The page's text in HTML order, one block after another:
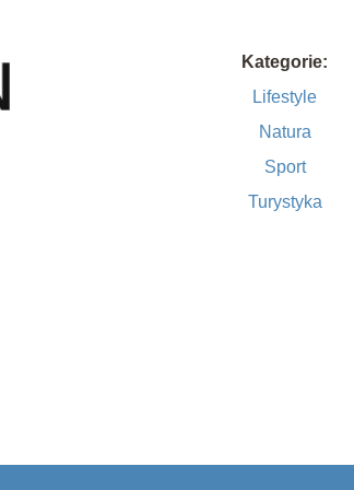
Kategorie:
Lifestyle
Natura
Sport
Turystyka